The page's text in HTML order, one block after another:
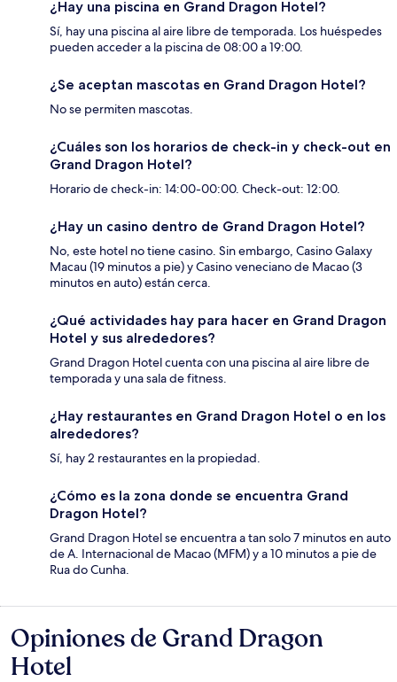
¿Hay una piscina en Grand Dragon Hotel?
Sí, hay una piscina al aire libre de temporada. Los huéspedes
pueden acceder a la piscina de 08:00 a 19:00.
¿Se aceptan mascotas en Grand Dragon Hotel?
No se permiten mascotas.
¿Cuáles son los horarios de check-in y check-out en
Grand Dragon Hotel?
Horario de check-in: 14:00-00:00. Check-out: 12:00.
¿Hay un casino dentro de Grand Dragon Hotel?
No, este hotel no tiene casino. Sin embargo, Casino Galaxy
Macau (19 minutos a pie) y Casino veneciano de Macao (3
minutos en auto) están cerca.
¿Qué actividades hay para hacer en Grand Dragon
Hotel y sus alrededores?
Grand Dragon Hotel cuenta con una piscina al aire libre de
temporada y una sala de fitness.
¿Hay restaurantes en Grand Dragon Hotel o en los
alrededores?
Sí, hay 2 restaurantes en la propiedad.
¿Cómo es la zona donde se encuentra Grand
Dragon Hotel?
Grand Dragon Hotel se encuentra a tan solo 7 minutos en auto
de A. Internacional de Macao (MFM) y a 10 minutos a pie de
Rua do Cunha.
Opiniones
Opiniones de Grand Dragon
Hotel